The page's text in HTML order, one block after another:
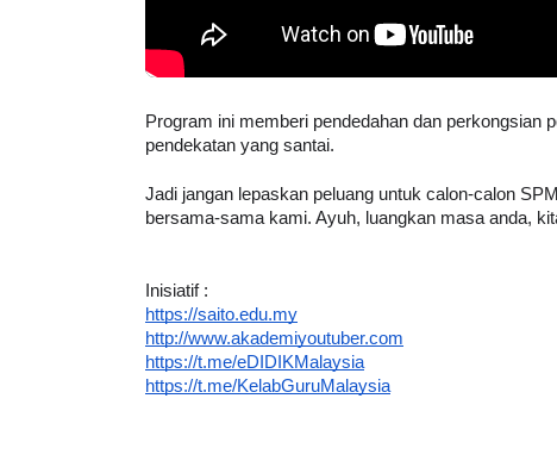
Program ini memberi pendedahan dan perkongsian
pendekatan yang santai.
Jadi jangan lepaskan peluang untuk calon-calon
bersama-sama kami. Ayuh, luangkan masa anda,
Inisiatif :
https://saito.edu.my
http://www.akademiyoutuber.com
https://t.me/eDIDIKMalaysia
https://t.me/KelabGuruMalaysia